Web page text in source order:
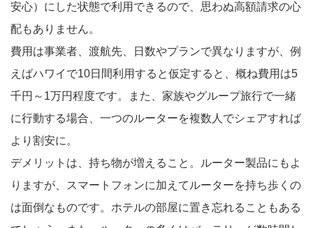
安心）にした状態で利用できるので、思わぬ高額請求の心
配もありません。
費用は事業者、渡航先、日数やプランで異なりますが、例
えばハワイで10日間利用すると仮定すると、概ね費用は5
千円～1万円程度です。また、家族やグループ旅行で一緒
に行動する場合、一つのルーターを複数人でシェアすれば
より割安に。
デメリットは、持ち物が増えること。ルーター製品にもよ
りますが、スマートフォンに加えてルーターを持ち歩くの
は面倒なものです。ホテルの部屋に置き忘れることもある